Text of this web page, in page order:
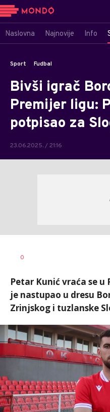
Naslovna Najnovije Info
Sport Fudbal
Bivši igrač
Premijer ligu:
potpisao za
23.06.2025. / 21:16
AUTOR
0
Petar Kunić vraća se
je nastupao u dresu
Zrinjskog i tuzlanske